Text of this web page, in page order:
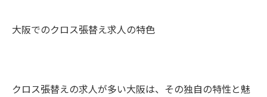
大阪でのクロス張替え求人の特色
クロス張替えの求人が多い大阪は、その独自の特性と魅